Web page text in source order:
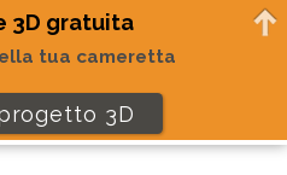
3D gratuita
tua cameretta
3D